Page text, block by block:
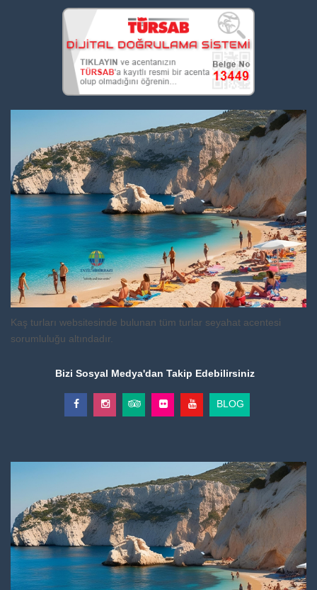
Kaş turları websitesinde bulunan tüm turlar seyahat acentesi
sorumluluğu altındadır.
Bizi Sosyal Medya'dan Takip Edebilirsiniz
BLOG